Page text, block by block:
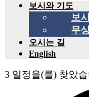
보시와 기도
보
무
오시는 길
English
3 일정을(를) 찾았